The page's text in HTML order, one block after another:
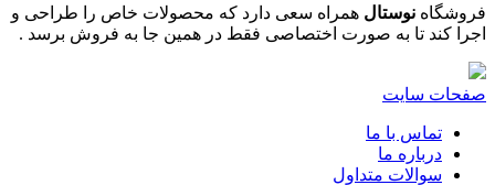
فروشگاه نوستال همراه سعی دارد که محصولات خاص را طراحی و
اجرا کند تا به صورت اختصاصی فقط در همین جا به فروش برسد .
صفحات سایت
تماس با ما
درباره ما
سوالات متداول